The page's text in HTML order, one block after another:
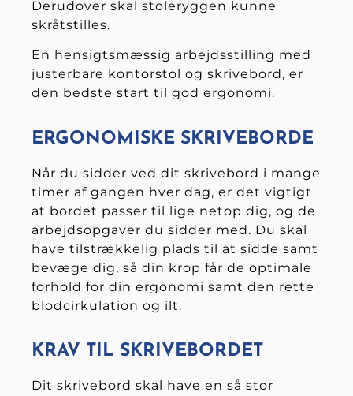
Derudover skal stoleryggen kunne
skråtstilles.
En hensigtsmæssig arbejdsstilling med
justerbare kontorstol og skrivebord, er
den bedste start til god ergonomi.
ERGONOMISKE SKRIVEBORDE
Når du sidder ved dit skrivebord i mange
timer af gangen hver dag, er det vigtigt
at bordet passer til lige netop dig, og de
arbejdsopgaver du sidder med. Du skal
have tilstrækkelig plads til at sidde samt
bevæge dig, så din krop får de optimale
forhold for din ergonomi samt den rette
blodcirkulation og ilt.
KRAV TIL SKRIVEBORDET
Dit skrivebord skal have en så stor